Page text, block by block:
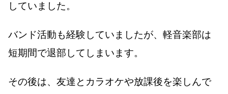
していました。
バンド活動も経験していましたが、軽音楽部は
短期間で退部してしまいます。
その後は、友達とカラオケや放課後を楽しんで